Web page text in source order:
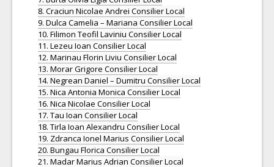
8. Craciun Nicolae Andrei Consilier Local
9. Dulca Camelia – Mariana Consilier Local
10. Filimon Teofil Laviniu Consilier Local
11. Lezeu Ioan Consilier Local
12. Marinau Florin Liviu Consilier Local
13. Morar Grigore Consilier Local
14. Negrean Daniel – Dumitru Consilier Local
15. Nica Antonia Monica Consilier Local
16. Nica Nicolae Consilier Local
17. Tau Ioan Consilier Local
18. Tirla Ioan Alexandru Consilier Local
19. Zdranca Ionel Marius Consilier Local
20. Bungau Florica Consilier Local
21. Madar Marius Adrian Consilier Local